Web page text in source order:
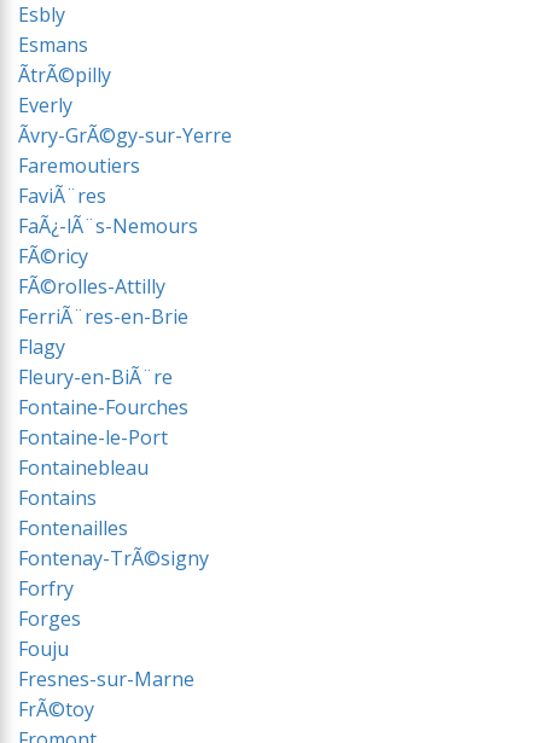
Esbly
Esmans
ÃtrÃ©pilly
Everly
Ãvry-GrÃ©gy-sur-Yerre
Faremoutiers
FaviÃ¨res
FaÃ¿-lÃ¨s-Nemours
FÃ©ricy
FÃ©rolles-Attilly
FerriÃ¨res-en-Brie
Flagy
Fleury-en-BiÃ¨re
Fontaine-Fourches
Fontaine-le-Port
Fontainebleau
Fontains
Fontenailles
Fontenay-TrÃ©signy
Forfry
Forges
Fouju
Fresnes-sur-Marne
FrÃ©toy